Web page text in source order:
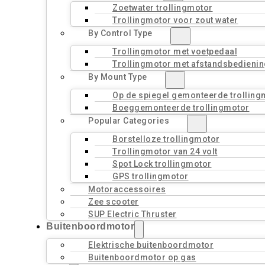
Zoetwater trollingmotor
Trollingmotor voor zout water
By Control Type
Trollingmotor met voetpedaal
Trollingmotor met
By Mount Type
Op de spiegel gemonteerde
Boeggemonteerde trollingmotor
Popular Categories
Borstelloze trollingmotor
Trollingmotor van 24 volt
Spot Lock trollingmotor
GPS trollingmotor
Motoraccessoires
Zee scooter
SUP Electric Thruster
Buitenboordmotor
Elektrische buitenboordmotor
Buitenboordmotor op gas